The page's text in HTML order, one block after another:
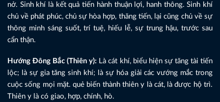
nở. Sinh khí là kết quả tiến hành thuận lợi, hanh thông. Sinh khí
chủ về phát phúc, chủ sự hòa hợp, thăng tiến, lại cũng chủ về sự
thông minh sáng suốt, trí tuệ, hiếu lễ, sự trung hậu, trước sau
cẩn thận.
Hướng Đông Bắc (Thiên y): Là cát khí, biểu hiện sự tăng tài tiến
lộc; là sự gia tăng sinh khí; là sự hóa giải các vướng mắc trong
cuộc sống mọi mặt. quẻ biến thành thiên y là cát, là được hộ trì.
Thiên y là có giao, hợp, chính, hò.